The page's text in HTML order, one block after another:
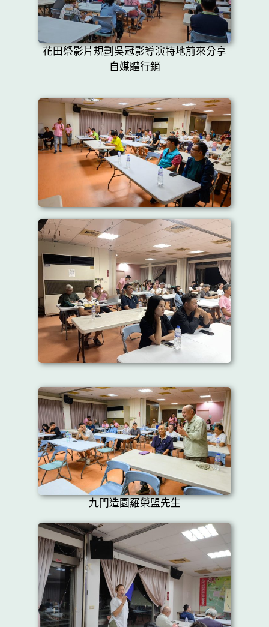
花田祭影片規劃吳冠影導演特地前來分享
自媒體行銷
九門造園羅榮盟先生